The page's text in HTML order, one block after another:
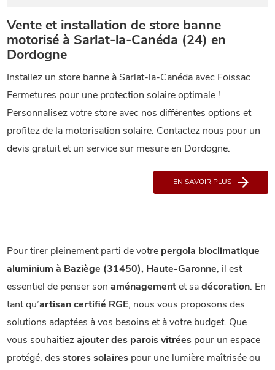
Vente et installation de store banne
motorisé à Sarlat-la-Canéda (24) en
Dordogne
Installez un store banne à Sarlat-la-Canéda avec Foissac
Fermetures pour une protection solaire optimale !
Personnalisez votre store avec nos différentes options et
profitez de la motorisation solaire. Contactez nous pour un
devis gratuit et un service sur mesure en Dordogne.
EN SAVOIR PLUS
Pour tirer pleinement parti de votre pergola bioclimatique
aluminium à Baziège (31450), Haute-Garonne, il est
essentiel de penser sonaménagementet sadécoration. En
tant qu’artisan certifié RGE, nous vous proposons des
solutions adaptées à vos besoins et à votre budget. Que
vous souhaitiezajouter des parois vitrées pour un espace
protégé, des stores solaires pour une lumière maîtrisée ou